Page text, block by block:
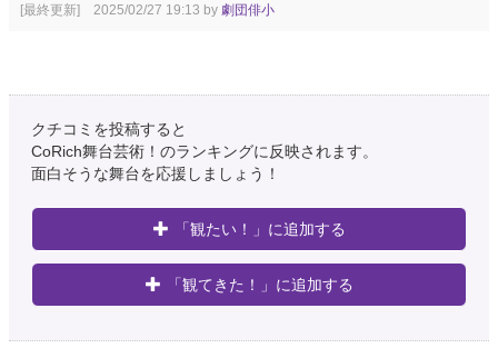
[最終更新] 2025/02/27 19:13 by 劇団俳小
クチコミを投稿すると
CoRich舞台芸術！のランキングに反映されます。
面白そうな舞台を応援しましょう！
「観たい！」に追加する
「観てきた！」に追加する